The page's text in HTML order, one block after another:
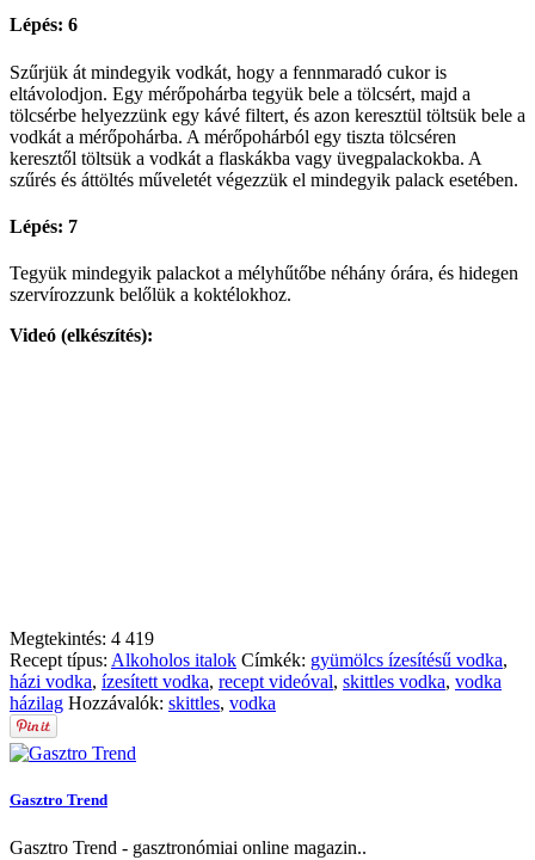
Lépés: 6
Szűrjük át mindegyik vodkát, hogy a fennmaradó cukor is
eltávolodjon. Egy mérőpohárba tegyük bele a tölcsért, majd a
tölcsérbe helyezzünk egy kávé filtert, és azon keresztül töltsük bele a
vodkát a mérőpohárba. A mérőpohárból egy tiszta tölcséren
keresztől töltsük a vodkát a flaskákba vagy üvegpalackokba. A
szűrés és áttöltés műveletét végezzük el mindegyik palack esetében.
Lépés: 7
Tegyük mindegyik palackot a mélyhűtőbe néhány órára, és hidegen
szervírozzunk belőlük a koktélokhoz.
Videó (elkészítés):
Megtekintés: 4 419
Recept típus: Alkoholos italok Címkék: gyümölcs ízesítésű vodka,
házi vodka, ízesített vodka, recept videóval, skittles vodka, vodka
házilag Hozzávalók: skittles, vodka
Gasztro Trend
Gasztro Trend - gasztronómiai online magazin..